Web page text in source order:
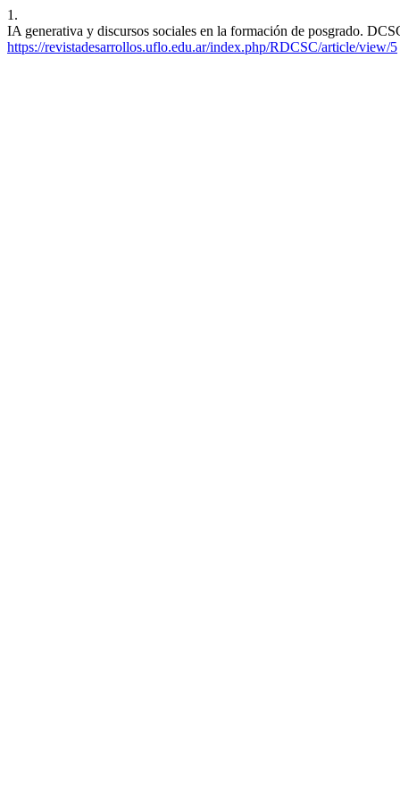
1.
IA generativa y discursos sociales en la formación de posgrado.
https://revistadesarrollos.uflo.edu.ar/index.php/RDCSC/article/view/5